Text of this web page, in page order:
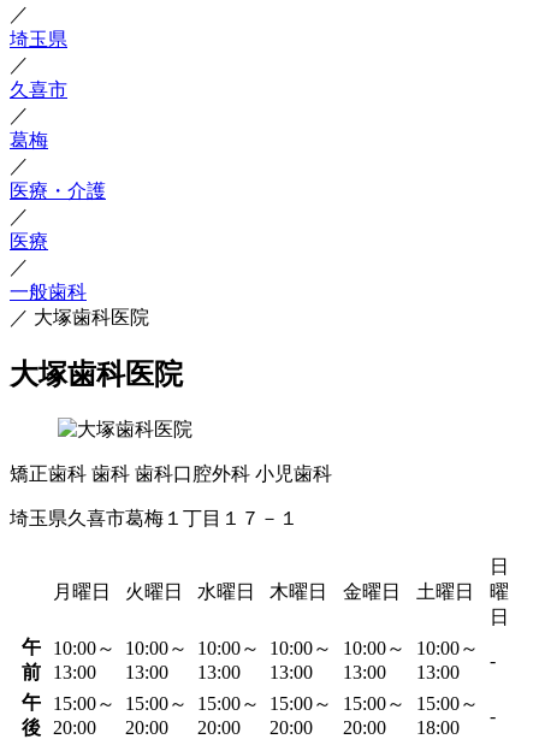
／
埼玉県
／
久喜市
／
葛梅
／
医療・介護
／
医療
／
一般歯科
／ 大塚歯科医院
大塚歯科医院
矯正歯科 歯科 歯科口腔外科 小児歯科
埼玉県久喜市葛梅１丁目１７－１
月曜日 火曜日 水曜日 木曜日 金曜日 土曜日
日
曜
日
午
前
10:00～
13:00
10:00～
13:00
10:00～
13:00
10:00～
13:00
10:00～
13:00
10:00～
13:00
-
午
後
15:00～
20:00
15:00～
20:00
15:00～
20:00
15:00～
20:00
15:00～
20:00
15:00～
18:00
-